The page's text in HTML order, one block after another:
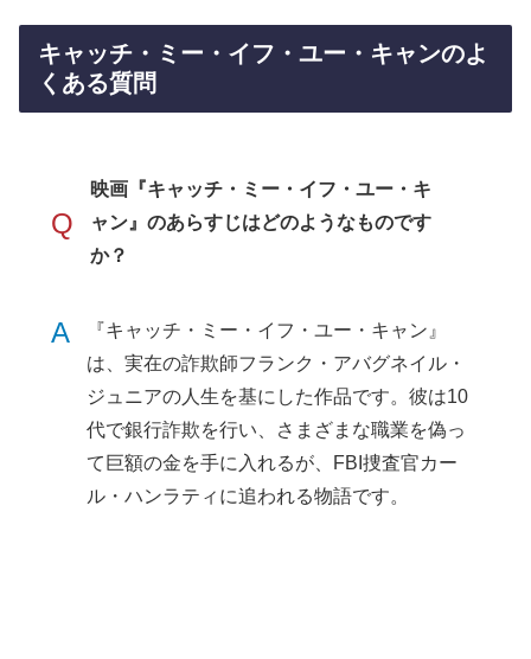
キャッチ・ミー・イフ・ユー・キャンのよ
くある質問
Q
映画『キャッチ・ミー・イフ・ユー・キ
ャン』のあらすじはどのようなものです
か？
A
『キャッチ・ミー・イフ・ユー・キャン』
は、実在の詐欺師フランク・アバグネイル・
ジュニアの人生を基にした作品です。彼は10
代で銀行詐欺を行い、さまざまな職業を偽っ
て巨額の金を手に入れるが、FBI捜査官カー
ル・ハンラティに追われる物語です。